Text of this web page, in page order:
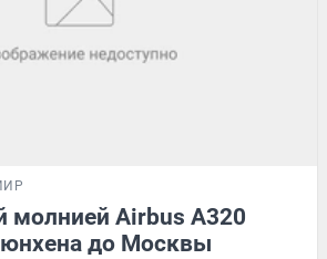
Airbus A320
до Москвы